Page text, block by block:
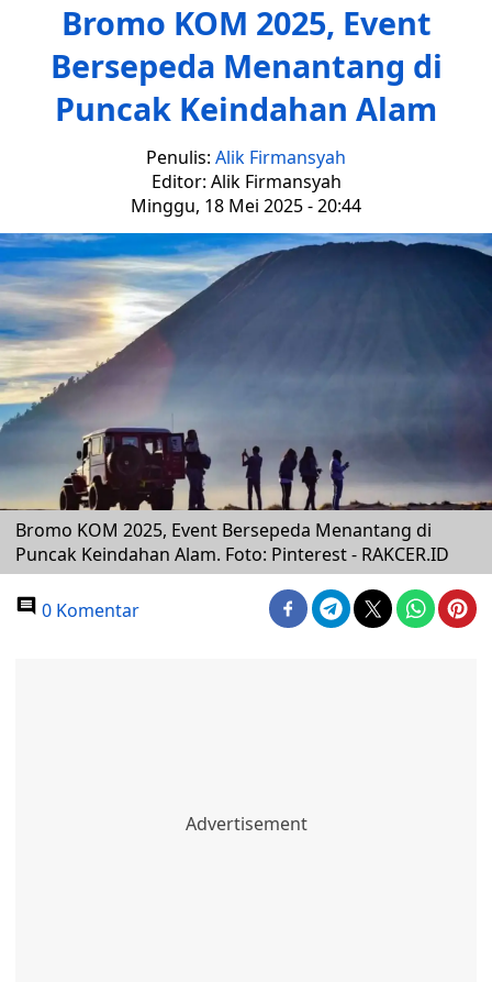
Bromo KOM 2025, Event
Bersepeda Menantang di
Puncak Keindahan Alam
Penulis: Alik Firmansyah
Editor: Alik Firmansyah
Minggu, 18 Mei 2025 - 20:44
Bromo KOM 2025, Event Bersepeda Menantang di
Puncak Keindahan Alam. Foto: Pinterest - RAKCER.ID
0 Komentar